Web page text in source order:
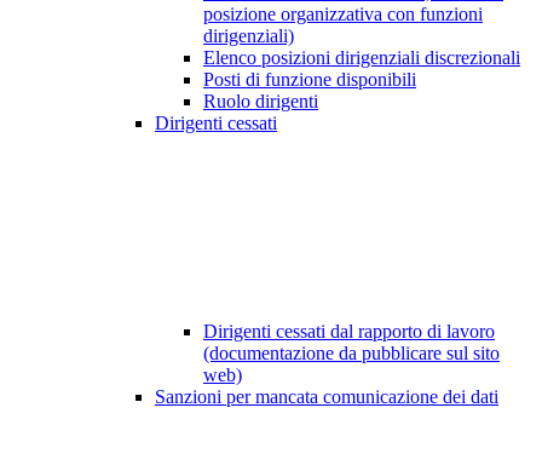
posizione organizzativa con funzioni
dirigenziali)
Elenco posizioni dirigenziali discrezionali
Posti di funzione disponibili
Ruolo dirigenti
Dirigenti cessati
Dirigenti cessati dal rapporto di lavoro
(documentazione da pubblicare sul sito
web)
Sanzioni per mancata comunicazione dei dati